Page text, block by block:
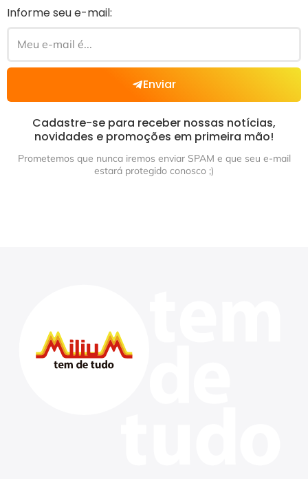
Informe seu e-mail:
Enviar
Cadastre-se para receber nossas notícias,
novidades e promoções em primeira mão!
Prometemos que nunca iremos enviar SPAM e que seu e-mail
estará protegido conosco ;)